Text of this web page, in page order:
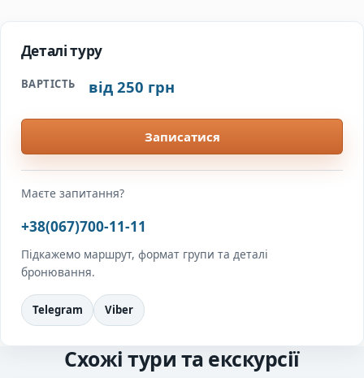
Деталі туру
ВАРТІСТЬ від 250 грн
Записатися
Маєте запитання?
+38(067)700-11-11
Підкажемо маршрут, формат групи та деталі
бронювання.
Telegram Viber
Схожі тури та екскурсії